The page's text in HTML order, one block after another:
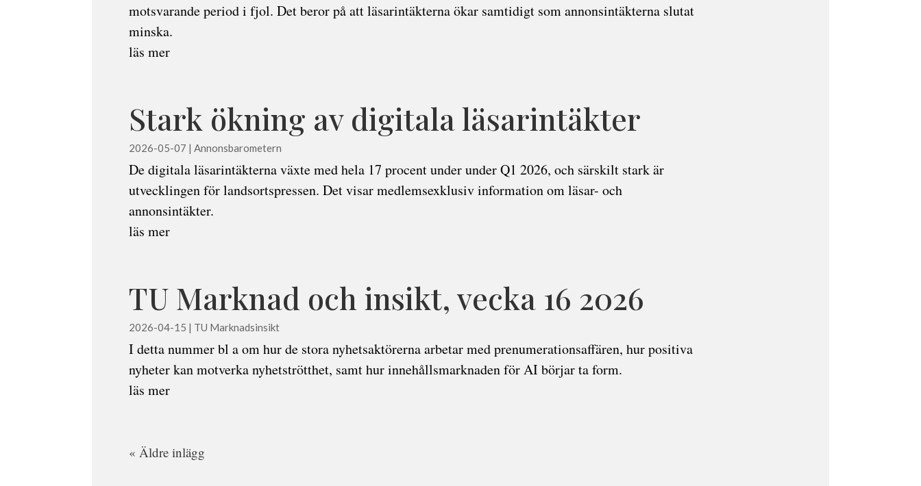
motsvarande period i fjol. Det beror på att läsarintäkterna ökar samtidigt som annonsintäkterna slutat
minska.
läs mer
Stark ökning av digitala läsarintäkter
2026-05-07 |Annonsbarometern
De digitala läsarintäkterna växte med hela 17 procent under under Q1 2026, och särskilt stark är
utvecklingen för landsortspressen. Det visar medlemsexklusiv information om läsar- och
annonsintäkter.
läs mer
TU Marknad och insikt, vecka 16 2026
2026-04-15 | TU Marknadsinsikt
I detta nummer bl a om hur de stora nyhetsaktörerna arbetar med prenumerationsaffären, hur positiva
nyheter kan motverka nyhetströtthet, samt hur innehållsmarknaden för AI börjar ta form.
läs mer
« Äldre inlägg